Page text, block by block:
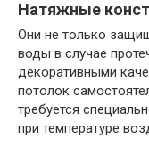
Натяжные
Они не только
воды в случае
декоративными
потолок
требуется
при температуре